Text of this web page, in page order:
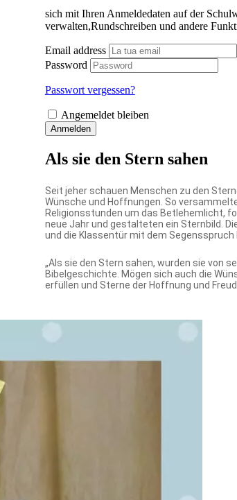
sich mit Ihren Anmeldedaten auf der
verwalten,Rundschreiben und andere
Email address
Password
Passwort vergessen?
Angemeldet bleiben
Anmelden
Als sie den Stern sahen
Seit jeher schauen Menschen zu den
Wünsche und Hoffnungen. So
Religionsstunden um das Betlehemlicht,
neue Jahr und gestalteten ein Sternbild.
und die Klassentür mit dem
„Als sie den Stern sahen, wurden sie von
Bibelgeschichte. Mögen sich auch die
erfüllen und Sterne der Hoffnung und